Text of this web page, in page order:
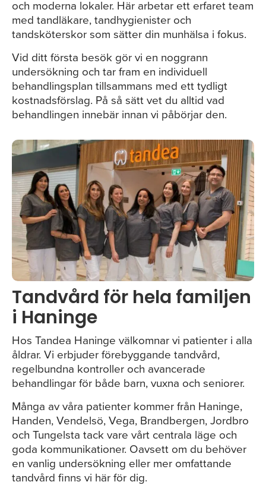
och moderna lokaler. Här arbetar ett erfaret team
med tandläkare, tandhygienister och
tandsköterskor som sätter din munhälsa i fokus.
Vid ditt första besök gör vi en noggrann
undersökning och tar fram en individuell
behandlingsplan tillsammans med ett tydligt
kostnadsförslag. På så sätt vet du alltid vad
behandlingen innebär innan vi påbörjar den.
Tandvård för hela familjen
i Haninge
Hos Tandea Haninge välkomnar vi patienter i alla
åldrar. Vi erbjuder förebyggande tandvård,
regelbundna kontroller och avancerade
behandlingar för både barn, vuxna och seniorer.
Många av våra patienter kommer från Haninge,
Handen, Vendelsö, Vega, Brandbergen, Jordbro
och Tungelsta tack vare vårt centrala läge och
goda kommunikationer. Oavsett om du behöver
en vanlig undersökning eller mer omfattande
tandvård finns vi här för dig.